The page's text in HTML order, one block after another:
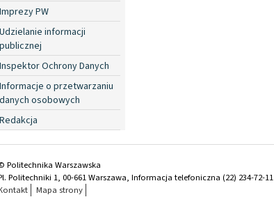
Imprezy PW
Udzielanie informacji
publicznej
Inspektor Ochrony Danych
Informacje o przetwarzaniu
danych osobowych
Redakcja
Politechnika Warszawska
Politechniki 1, 00-661 Warszawa, Informacja telefoniczna (22) 234-72-11
Mapa strony